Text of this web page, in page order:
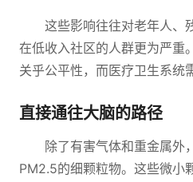
这些影响往往对老年人、
在低收入社区的人群更为严重
关乎公平性，而医疗卫生系统
直接通往大脑的路径
除了有害气体和重金属外
PM2.5的细颗粒物。这些微小